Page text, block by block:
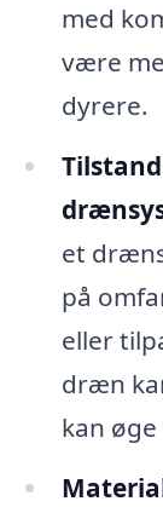
med
være
dyrere.
et
på
eller
dræn
kan